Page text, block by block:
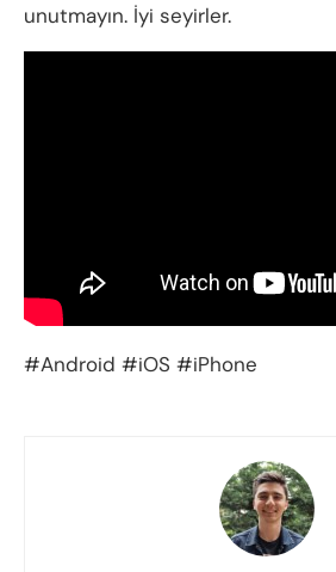
unutmayın. İyi seyirler.
#Android #iOS #iPhone